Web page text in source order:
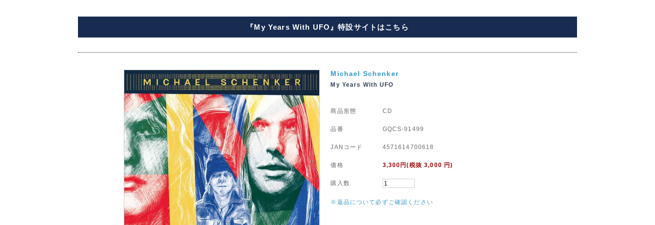
『My Years With UFO』特設サイトはこちら
Michael Schenker
My Years With UFO
商品形態 CD
品番 GQCS-91499
JANコード 4571614700618
価格 3,300 円(税抜 3,000 円)
購入数
※返品について必ずご確認ください